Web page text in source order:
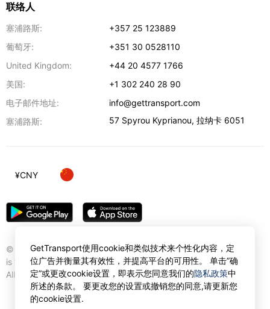
联络人
塞浦路斯:
+357 25 123889
葡萄牙:
+351 30 0528110
United Kingdom:
+44 20 4577 1766
美国:
+1 302 240 28 90
电子邮件地址:
info@gettransport.com
塞浦路斯:
57 Spyrou Kyprianou,拉纳卡 6051
© Gettransport International Limited. GetTransport®
is trademark of Gettransport International Limited.
All rights reserved.
¥CNY
GetTransport使用cookie和类似技术来个性化内容，定
位广告并衡量其有效性，并提高平台的可用性。 单击”确
定”或更改cookie设置，即表示您同意我们的隐私政策中
所述的条款。 要更改您的设置或撤销您的同意,请更新您
的cookie设置.